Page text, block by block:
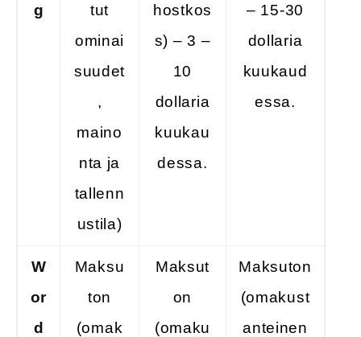
g
tut
ominai
suudet
,
maino
nta ja
tallenn
ustila)
hostkos
s) – 3 –
10
dollaria
kuukau
dessa.
– 15-30
dollaria
kuukaud
essa.
W
or
d
Maksu
ton
(omak
Maksut
on
(omaku
Maksuton
(omakust
anteinen